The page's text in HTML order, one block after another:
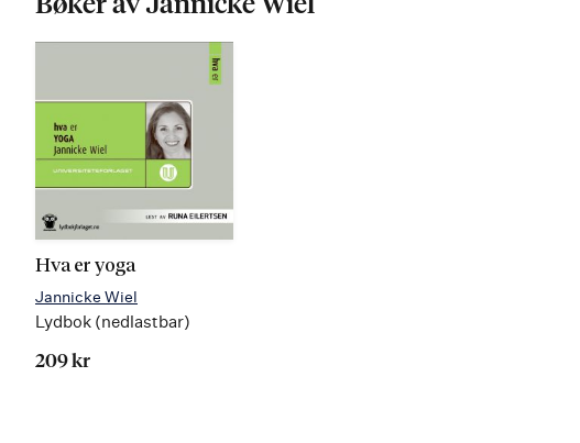
Bøker av Jannicke Wiel
Hva er yoga
Jannicke Wiel
Lydbok (nedlastbar)
209 kr